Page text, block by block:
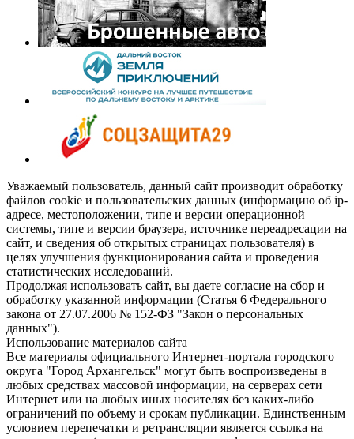
Уважаемый пользователь, данный сайт производит обработку
файлов cookie и пользовательских данных (информацию об ip-
адресе, местоположении, типе и версии операционной
системы, типе и версии браузера, источнике переадресации на
сайт, и сведения об открытых страницах пользователя) в
целях улучшения функционирования сайта и проведения
статистических исследований.
Продолжая использовать сайт, вы даете согласие на сбор и
обработку указанной информации (Статья 6 Федерального
закона от 27.07.2006 № 152-ФЗ "Закон о персональных
данных").
Использование материалов сайта
Все материалы официального Интернет-портала городского
округа "Город Архангельск" могут быть воспроизведены в
любых средствах массовой информации, на серверах сети
Интернет или на любых иных носителях без каких-либо
ограничений по объему и срокам публикации. Единственным
условием перепечатки и ретрансляции является ссылка на